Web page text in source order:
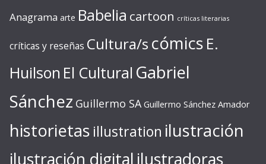
Anagrama arte Babelia cartoon críticas literarias
críticas y reseñas Cultura/s cómics E.
Huilson El Cultural Gabriel
Sánchez Guillermo SA Guillermo Sánchez Amador
historietas illustration ilustración
ilustración digital ilustradoras